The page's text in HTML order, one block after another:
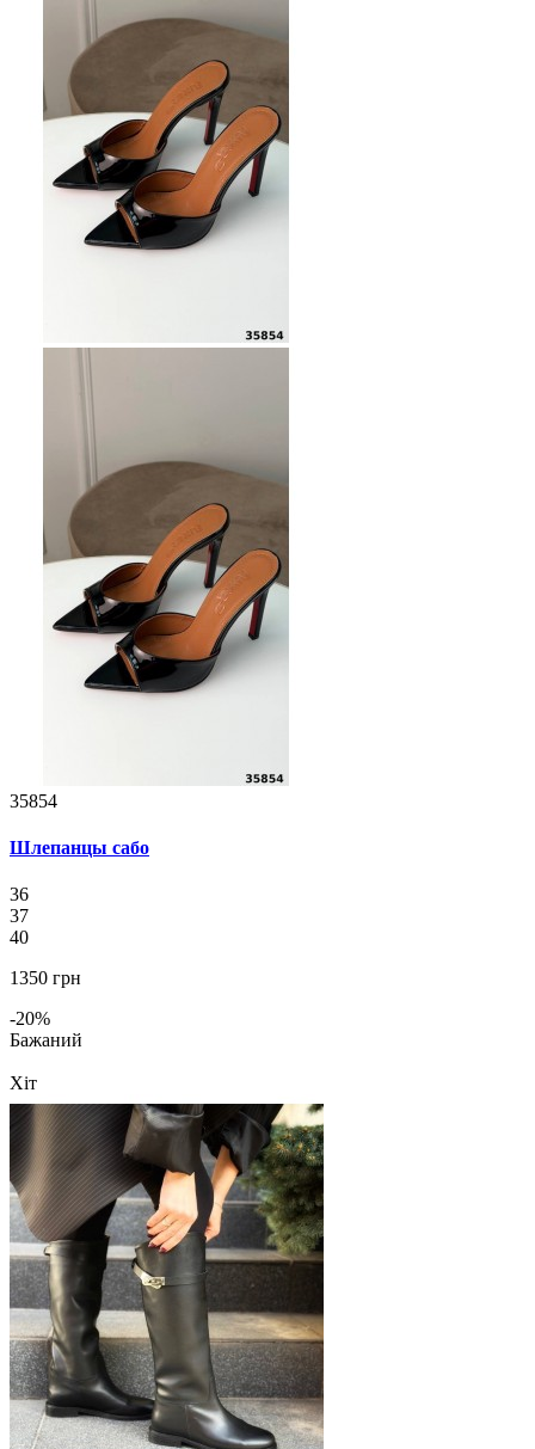
35854
Шлепанцы сабо
36
37
40
1350 грн
-20%
Бажаний
Хіт